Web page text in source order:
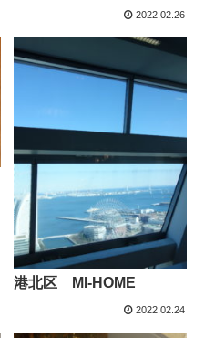
2022.02.26
港北区 MI-HOME
2022.02.24